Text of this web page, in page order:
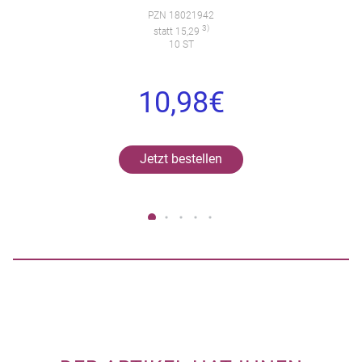
PZN 18021942
statt 15,29 3)
10 ST
10,98€
Jetzt bestellen